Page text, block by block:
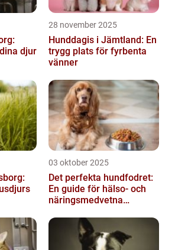
djur
28 november 2025
Hunddagis i Jämtland: En
trygg plats för fyrbenta
vänner
03 oktober 2025
Det perfekta hundfodret:
En guide för hälso- och
näringsmedvetna